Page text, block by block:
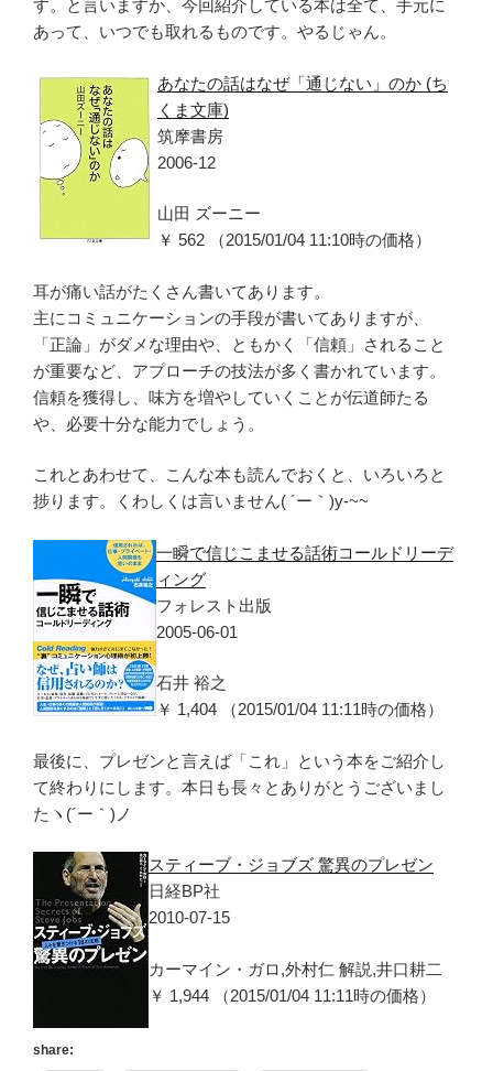
す。と言いますか、今回紹介している本は全て、手元に
あって、いつでも取れるものです。やるじゃん。
あなたの話はなぜ「通じない」のか (ち
くま文庫)
筑摩書房
2006-12
山田 ズーニー
￥ 562 （2015/01/04 11:10時の価格）
耳が痛い話がたくさん書いてあります。
主にコミュニケーションの手段が書いてありますが、
「正論」がダメな理由や、ともかく「信頼」されること
が重要など、アプローチの技法が多く書かれています。
信頼を獲得し、味方を増やしていくことが伝道師たる
や、必要十分な能力でしょう。
これとあわせて、こんな本も読んでおくと、いろいろと
捗ります。くわしくは言いません( ´ー｀)y-~~
一瞬で信じこませる話術コールドリーデ
ィング
フォレスト出版
2005-06-01
石井 裕之
￥ 1,404 （2015/01/04 11:11時の価格）
最後に、プレゼンと言えば「これ」という本をご紹介し
て終わりにします。本日も長々とありがとうございまし
たヽ(´ー｀)ノ
スティーブ・ジョブズ 驚異のプレゼン
日経BP社
2010-07-15
カーマイン・ガロ,外村仁 解説,井口耕二
￥ 1,944 （2015/01/04 11:11時の価格）
share: